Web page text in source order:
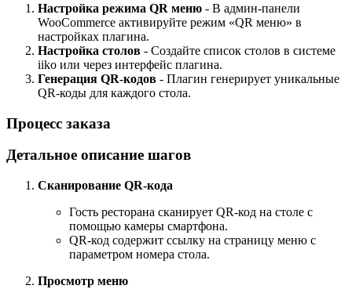
Настройка режима QR меню - В админ-панели
WooCommerce активируйте режим «QR меню» в
настройках плагина.
Настройка столов - Создайте список столов в системе
iiko или через интерфейс плагина.
Генерация QR-кодов - Плагин генерирует уникальные
QR-коды для каждого стола.
Процесс заказа
Детальное описание шагов
Сканирование QR-кода
Гость ресторана сканирует QR-код на столе с
помощью камеры смартфона.
QR-код содержит ссылку на страницу меню с
параметром номера стола.
Просмотр меню